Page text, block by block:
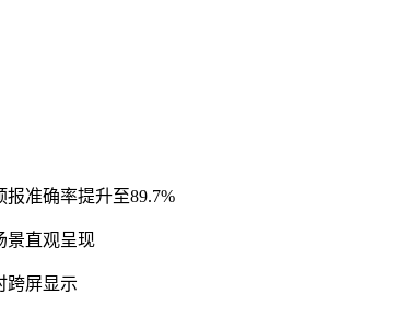
准确率提升至89.7%
景直观呈现
跨屏显示